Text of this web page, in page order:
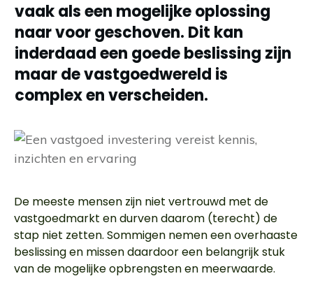
vaak als een mogelijke oplossing
naar voor geschoven. Dit kan
inderdaad een goede beslissing zijn
maar de vastgoedwereld is
complex en verscheiden.
De meeste mensen zijn niet vertrouwd met de
vastgoedmarkt en durven daarom (terecht) de
stap niet zetten. Sommigen nemen een overhaaste
beslissing en missen daardoor een belangrijk stuk
van de mogelijke opbrengsten en meerwaarde.